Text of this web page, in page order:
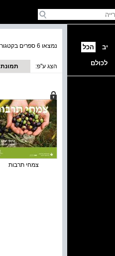
יב הכל
לכולם
נמצאו 6 ספרים בקטגוריה
הצג ע''פ:
תמונת
צמחי תרבות